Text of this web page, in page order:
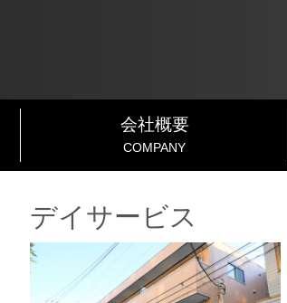
会社概要
COMPANY
デイサービス